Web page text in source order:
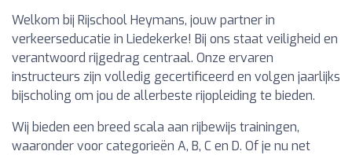
Welkom bij Rijschool Heymans, jouw partner in
verkeerseducatie in Liedekerke! Bij ons staat veiligheid en
verantwoord rijgedrag centraal. Onze ervaren
instructeurs zijn volledig gecertificeerd en volgen jaarlijks
bijscholing om jou de allerbeste rijopleiding te bieden.
Wij bieden een breed scala aan rijbewijs trainingen,
waaronder voor categorieën A, B, C en D. Of je nu net